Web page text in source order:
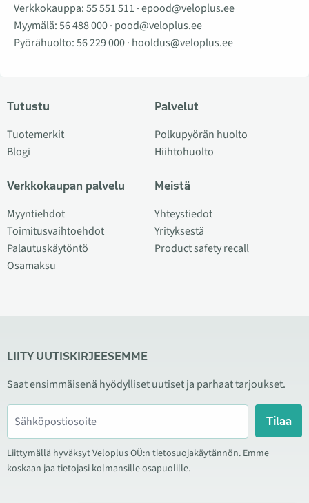
Verkkokauppa:55 551 511 ·epood@veloplus.ee
Myymälä:56 488 000· pood@veloplus.ee
Pyörähuolto:56 229 000· hooldus@veloplus.ee
Tutustu
Tuotemerkit
Blogi
Verkkokaupan palvelu
Myyntiehdot
Toimitusvaihtoehdot
Palautuskäytöntö
Osamaksu
Palvelut
Polkupyörän huolto
Hiihtohuolto
Meistä
Yhteystiedot
Yrityksestä
Product safety recall
LIITY UUTISKIRJEESEMME
Saat ensimmäisenä hyödylliset uutiset ja parhaat tarjoukset.
Tilaa
Liittymällä hyväksyt Veloplus OÜ:n tietosuojakäytännön. Emme
koskaan jaa tietojasi kolmansille osapuolille.